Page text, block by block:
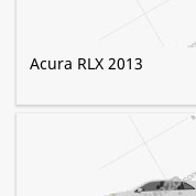
Acura RLX 2013